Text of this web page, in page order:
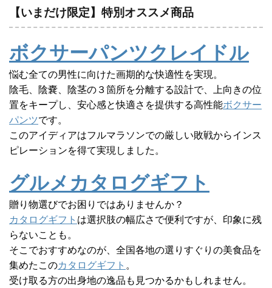
【いまだけ限定】特別オススメ商品
ボクサーパンツクレイドル
悩む全ての男性に向けた画期的な快適性を実現。
陰毛、陰嚢、陰茎の３箇所を分離する設計で、上向きの位
置をキープし、安心感と快適さを提供する高性能ボクサー
パンツです。
このアイディアはフルマラソンでの厳しい敗戦からインス
ピレーションを得て実現しました。
グルメカタログギフト
贈り物選びでお困りではありませんか？
カタログギフト は選択肢の幅広さで便利ですが、印象に残
らないことも。
そこでおすすめなのが、全国各地の選りすぐりの美食品を
集めたこのカタログギフト 。
受け取る方の出身地の逸品も見つかるかもしれません。